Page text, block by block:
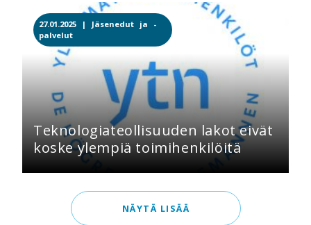
27.01.2025 | Jäsenedut ja -
palvelut
Teknologiateollisuuden lakot eivät
koske ylempiä toimihenkilöitä
NÄYTÄ LISÄÄ